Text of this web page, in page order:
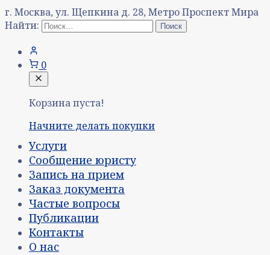
г. Москва, ул. Щепкина д. 28, Метро Проспект Мира
Найти:
0
Корзина пуста!
Начните делать покупки
Услуги
Сообщение юристу
Запись на прием
Заказ документа
Частые вопросы
Публикации
Контакты
О нас